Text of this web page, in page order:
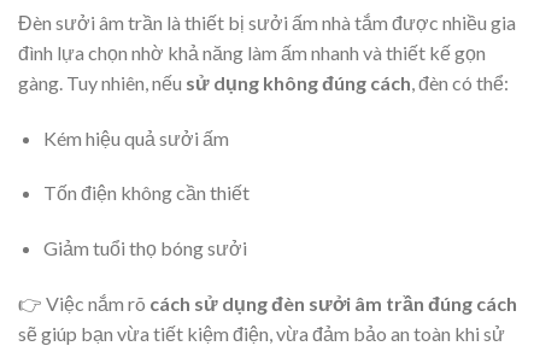
Đèn sưởi âm trần là thiết bị sưởi ấm nhà tắm được nhiều gia
đình lựa chọn nhờ khả năng làm ấm nhanh và thiết kế gọn
gàng. Tuy nhiên, nếu sử dụng không đúng cách , đèn có thể:
Kém hiệu quả sưởi ấm
Tốn điện không cần thiết
Giảm tuổi thọ bóng sưởi
👉 Việc nắm rõ cách sử dụng đèn sưởi âm trần đúng cách
sẽ giúp bạn vừa tiết kiệm điện, vừa đảm bảo an toàn khi sử